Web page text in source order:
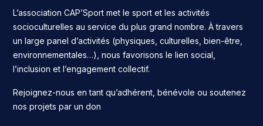
L’association CAP’Sport met le sport et les activités
socioculturelles au service du plus grand nombre. À travers
un large panel d’activités (physiques, culturelles, bien-être,
environnementales…), nous favorisons le lien social,
l’inclusion et l’engagement collectif.
Rejoignez-nous en tant qu’adhérent, bénévole ou soutenez
nos projets par un don